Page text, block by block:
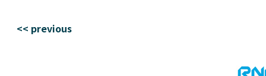
<< previous